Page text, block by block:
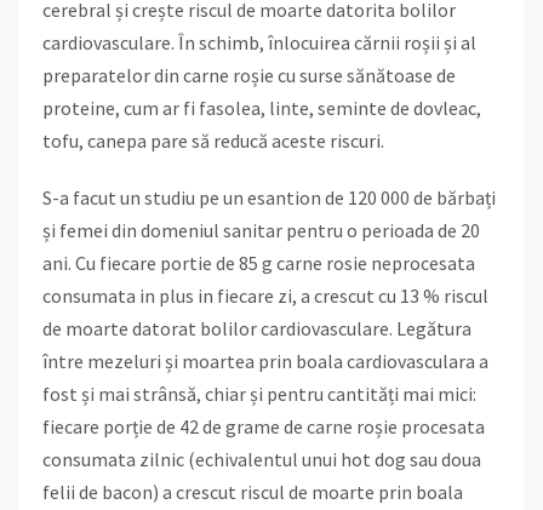
cerebral și crește riscul de moarte datorita bolilor
cardiovasculare. În schimb, înlocuirea cărnii roșii și al
preparatelor din carne roșie cu surse sănătoase de
proteine, cum ar fi fasolea, linte, seminte de dovleac,
tofu, canepa pare să reducă aceste riscuri.
S-a facut un studiu pe un esantion de 120 000 de bărbați
și femei din domeniul sanitar pentru o perioada de 20
ani. Cu fiecare portie de 85 g carne rosie neprocesata
consumata in plus in fiecare zi, a crescut cu 13 % riscul
de moarte datorat bolilor cardiovasculare. Legătura
între mezeluri și moartea prin boala cardiovasculara a
fost și mai strânsă, chiar și pentru cantități mai mici:
fiecare porție de 42 de grame de carne roșie procesata
consumata zilnic (echivalentul unui hot dog sau doua
felii de bacon) a crescut riscul de moarte prin boala